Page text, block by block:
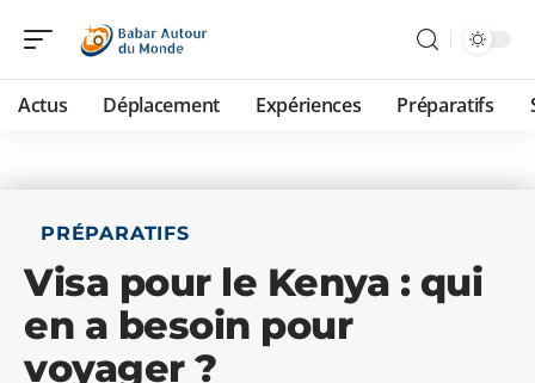
Actus Déplacement Expériences Préparatifs
PRÉPARATIFS
Visa pour le Kenya : qui
en a besoin pour
voyager ?